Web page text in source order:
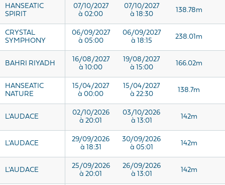
HANSEATIC
SPIRIT
07/10/2027
à 02:00
07/10/2027
à 18:30
138.78m
CRYSTAL
SYMPHONY
06/09/2027
à 05:00
06/09/2027
à 18:15
238.01m
BAHRI RIYADH
16/08/2027
à 10:00
19/08/2027
à 15:00
166.02m
HANSEATIC
NATURE
15/04/2027
à 00:00
15/04/2027
à 22:30
138.7m
L'AUDACE
02/10/2026
à 20:01
03/10/2026
à 13:01
142m
L'AUDACE
29/09/2026
à 18:31
30/09/2026
à 05:01
142m
L'AUDACE
25/09/2026
à 20:01
26/09/2026
à 13:01
142m